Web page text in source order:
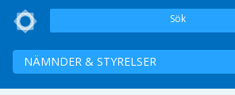
Sök
NÄMNDER & STYRELSER